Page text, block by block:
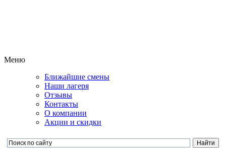
Меню
Ближайшие смены
Наши лагеря
Отзывы
Контакты
О компании
Акции и скидки